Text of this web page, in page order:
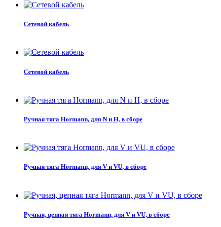
Сетевой кабель
Сетевой кабель
Ручная тяга Hormann, для N и H, в сборе
Ручная тяга Hormann, для V и VU, в сборе
Ручная, цепная тяга Hormann, для V и VU, в сборе